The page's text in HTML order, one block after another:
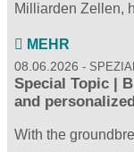
Milliarden Zellen,
MEHR
08.06.2026
Special Topic |
and
With the